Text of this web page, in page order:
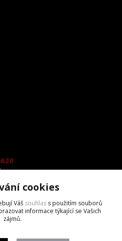
cookies
Váš souhlas s použitím souborů
informace týkající se Vašich
zájmů.